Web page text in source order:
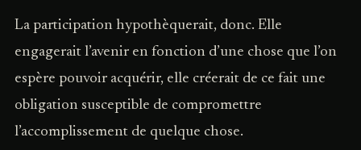
La participation hypothèquerait, donc. Elle
engagerait l’avenir en fonction d’une chose que l’on
espère pouvoir acquérir, elle créerait de ce fait une
obligation susceptible de compromettre
l’accomplissement de quelque chose.